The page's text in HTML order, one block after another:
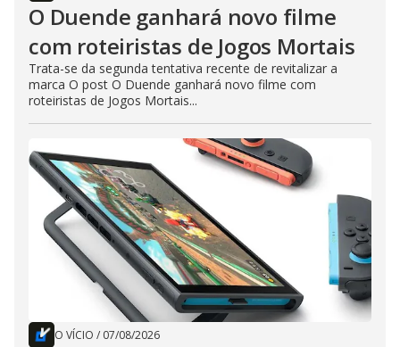
O Duende ganhará novo filme
com roteiristas de Jogos Mortais
Trata-se da segunda tentativa recente de revitalizar a
marca O post O Duende ganhará novo filme com
roteiristas de Jogos Mortais...
O VÍCIO / 07/08/2026